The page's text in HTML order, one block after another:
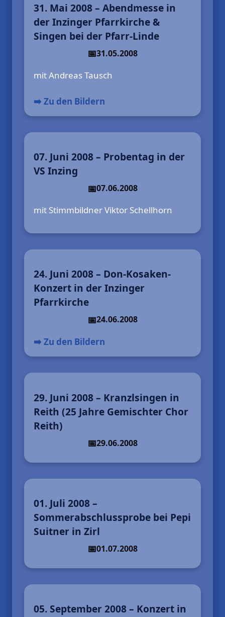
31. Mai 2008 – Abendmesse in
der Inzinger Pfarrkirche &
Singen bei der Pfarr-Linde
31.05.2008
mit Andreas Tausch
➡️ Zu den Bildern
07. Juni 2008 – Probentag in der
VS Inzing
07.06.2008
mit Stimmbildner Viktor Schellhorn
24. Juni 2008 – Don-Kosaken-
Konzert in der Inzinger
Pfarrkirche
24.06.2008
➡️ Zu den Bildern
29. Juni 2008 – Kranzlsingen in
Reith (25 Jahre Gemischter Chor
Reith)
29.06.2008
01. Juli 2008 –
Sommerabschlussprobe bei Pepi
Suitner in Zirl
01.07.2008
05. September 2008 – Konzert in